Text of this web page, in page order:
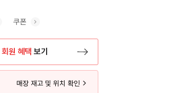
쿠폰
회원 혜택 보기
매장 재고 및 위치 확인